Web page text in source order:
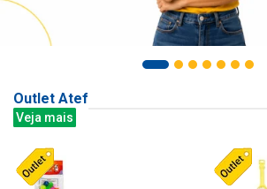
Outlet Atef
Veja mais